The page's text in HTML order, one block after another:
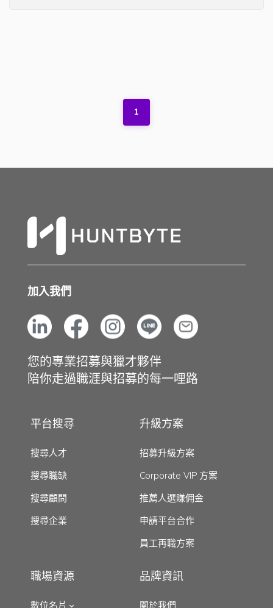
1
加入我們
您的專業招募與獵才夥伴
陪你走過職涯與招募的每一哩路
平台搜尋
搜尋人才
搜尋職缺
搜尋顧問
搜尋企業
升級方案
招募升級方案
Corporate VIP 方案
推薦人選賺佣金
申請平台合作
員工再職方案
職場資源
數位名片
品牌資訊
關於我們